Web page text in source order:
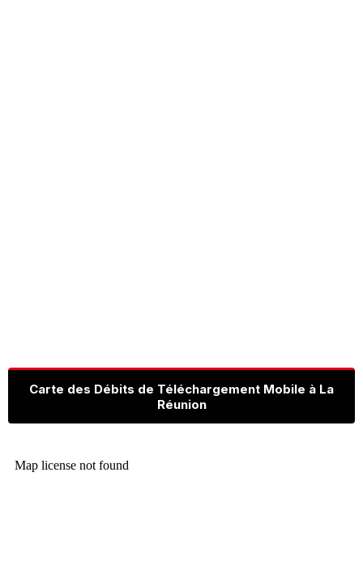
Carte des Débits de Téléchargement Mobile à La
Réunion